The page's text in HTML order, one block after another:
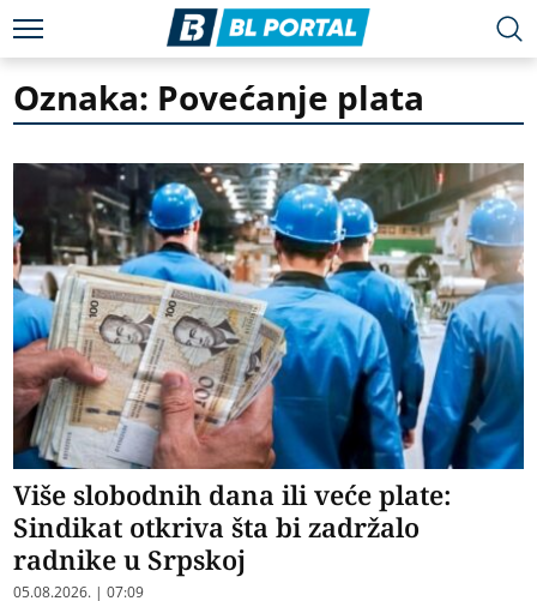
Oznaka: Povećanje plata
Više slobodnih dana ili veće plate:
Sindikat otkriva šta bi zadržalo
radnike u Srpskoj
05.08.2026. | 07:09